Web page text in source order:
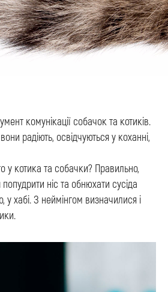
комунікації собачок та котиків.
радіють, освідчуються у коханні,
у котика та собачки? Правильно,
ніс та обнюхати сусіда
у хабі. З неймінгом визначилися і